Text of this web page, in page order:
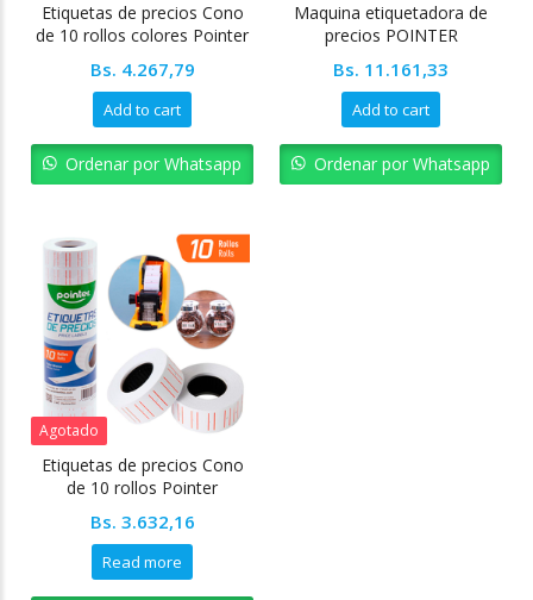
Etiquetas de precios Cono
de 10 rollos colores Pointer
Bs. 4.267,79
Add to cart
Ordenar por Whatsapp
Maquina etiquetadora de
precios POINTER
Bs. 11.161,33
Add to cart
Ordenar por Whatsapp
Agotado
Etiquetas de precios Cono
de 10 rollos Pointer
Bs. 3.632,16
Read more